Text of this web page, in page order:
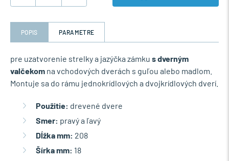
POPIS PARAMETRE
pre uzatvorenie strelky a jazýčka zámku s dverným
valčekom na vchodových dverách s guľou alebo madlom.
Montuje sa do rámu jednokrídlových a dvojkrídlových dverí.
Použitie: drevené dvere
Smer: pravý a ľavý
Dĺžka mm: 208
Šírka mm: 18